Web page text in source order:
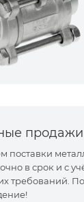
продажи
поставки
в срок и с
требований.